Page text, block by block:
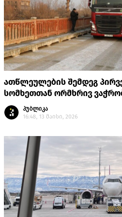
ათწლეულების შემდეგ
სომხეთთან ორმხრივ
პუბლიკა
16:48, 13 მაისი, 2026